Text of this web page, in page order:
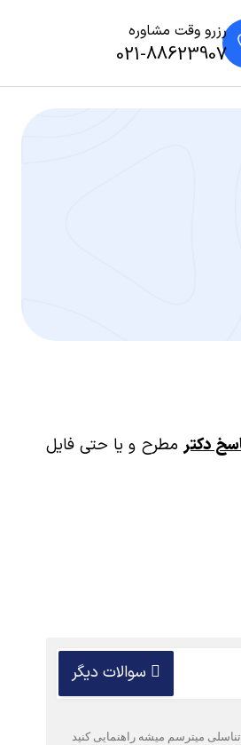
رزرو وقت مشاوره
021-88623907
دکتر مطرح و یا حتی فایل
سوالات دیگر
تناسلی میترسم میشه راهنمایی کنید